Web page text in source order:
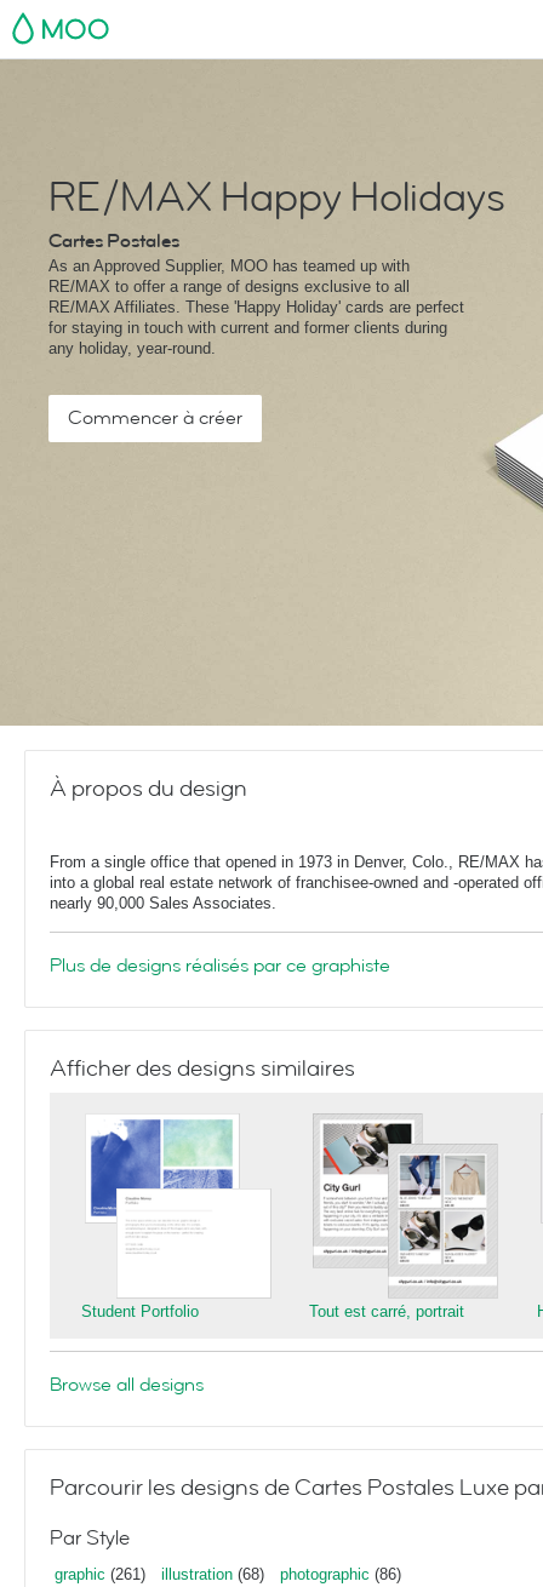
MOO
RE/MAX Happy Holidays
Cartes Postales
As an Approved Supplier, MOO has teamed up with
RE/MAX to offer a range of designs exclusive to all
RE/MAX Affiliates. These 'Happy Holiday' cards are perfect
for staying in touch with current and former clients during
any holiday, year-round.
Commencer à créer
À propos du design
From a single office that opened in 1973 in Denver, Colo., RE/MAX
into a global real estate network of franchisee-owned and -operated
nearly 90,000 Sales Associates.
Plus de designs réalisés par ce graphiste
Afficher des designs similaires
Student Portfolio Tout est carré, portrait
Browse all designs
Parcourir les designs de Cartes Postales Luxe
Par Style
graphic (261) illustration (68) photographic (86)